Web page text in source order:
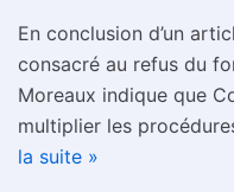
En conclusion d’un
consacré au refus du
Moreaux indique que
multiplier les
la suite »